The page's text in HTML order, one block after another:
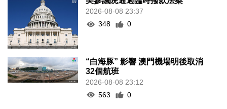
2026-08-08 23:37
348
0
“白海豚” 影響 澳門機場明後取消
32個航班
2026-08-08 23:12
563
0